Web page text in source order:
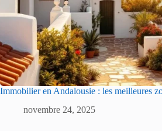
Immobilier en Andalousie : les meilleures
novembre 24, 2025